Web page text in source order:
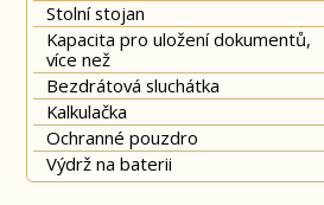
Stolní stojan
Kapacita pro uložení dokumentů,
více než
Bezdrátová sluchátka
Kalkulačka
Ochranné pouzdro
Výdrž na baterii